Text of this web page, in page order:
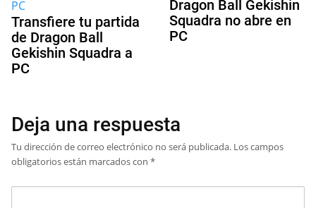
Transfiere tu partida
de Dragon Ball
Gekishin Squadra a
PC
Dragon Ball Gekishin
Squadra no abre en
PC
Deja una respuesta
Tu dirección de correo electrónico no será publicada. Los campos
obligatorios están marcados con *